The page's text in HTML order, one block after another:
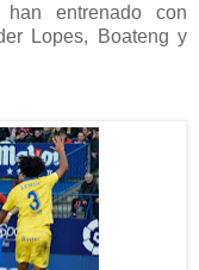
entrenado con
Lopes, Boateng y